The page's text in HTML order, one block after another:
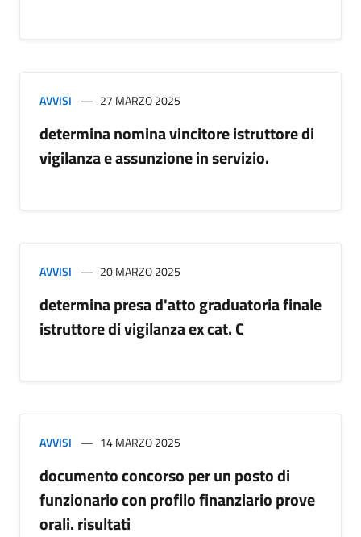
AVVISI 27 MARZO 2025
determina nomina vincitore istruttore di
vigilanza e assunzione in servizio.
AVVISI 20 MARZO 2025
determina presa d'atto graduatoria finale
istruttore di vigilanza ex cat. C
AVVISI 14 MARZO 2025
documento concorso per un posto di
funzionario con profilo finanziario prove
orali. risultati